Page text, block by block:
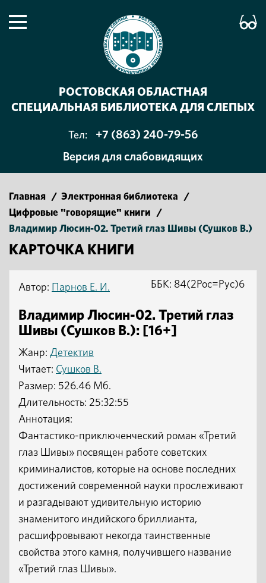
РОСТОВСКАЯ ОБЛАСТНАЯ
СПЕЦИАЛЬНАЯ БИБЛИОТЕКА ДЛЯ СЛЕПЫХ
Тел:
+7 (863) 240-79-56
Версия для слабовидящих
Главная / Электронная библиотека
/
Цифровые "говорящие" книги
/
Владимир Люсин-02. Третий глаз Шивы (Сушков В.)
КАРТОЧКА КНИГИ
Автор: Парнов Е. И.
Владимир Люсин-02. Третий глаз
Шивы (Сушков В.): [16+]
Жанр: Детектив
Читает: Сушков В.
ББК: 84(2Рос=Рус)6
Размер: 526.46 Мб.
Длительность: 25:32:55
Аннотация:
Фантастико-приключенческий роман «Третий
глаз Шивы» посвящен работе советских
криминалистов, которые на основе последних
достижений современной науки прослеживают
и разгадывают удивительную историю
знаменитого индийского бриллианта,
расшифровывают некогда таинственные
свойства этого камня, получившего название
«Третий глаз Шивы».